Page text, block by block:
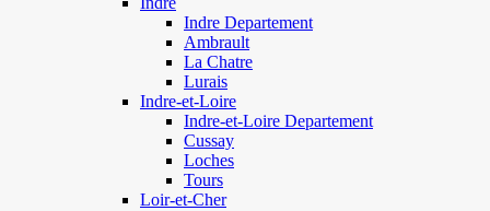
Indre Departement
Ambrault
La Chatre
Lurais
Indre-et-Loire
Indre-et-Loire Departement
Cussay
Loches
Tours
Loir-et-Cher